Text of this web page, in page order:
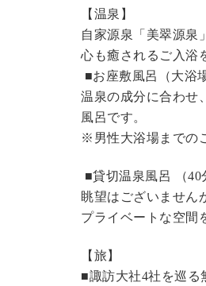
【温泉】
自家源泉「美翠源泉
心も癒されるご入浴
■お座敷風呂（大浴
温泉の成分に合わせ
風呂です。
※男性大浴場までの
■貸切温泉風呂 （40
眺望はございません
プライベートな空間
【旅】
■諏訪大社4社を巡る